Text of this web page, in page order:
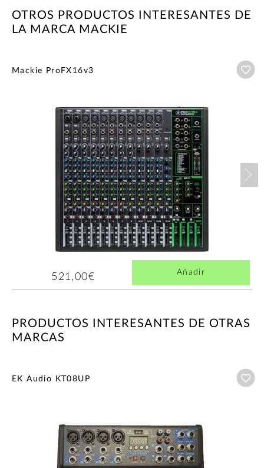
OTROS PRODUCTOS INTERESANTES DE
LA MARCA MACKIE
Mackie ProFX16v3
521,00€ Añadir
PRODUCTOS INTERESANTES DE OTRAS
MARCAS
EK Audio KT08UP